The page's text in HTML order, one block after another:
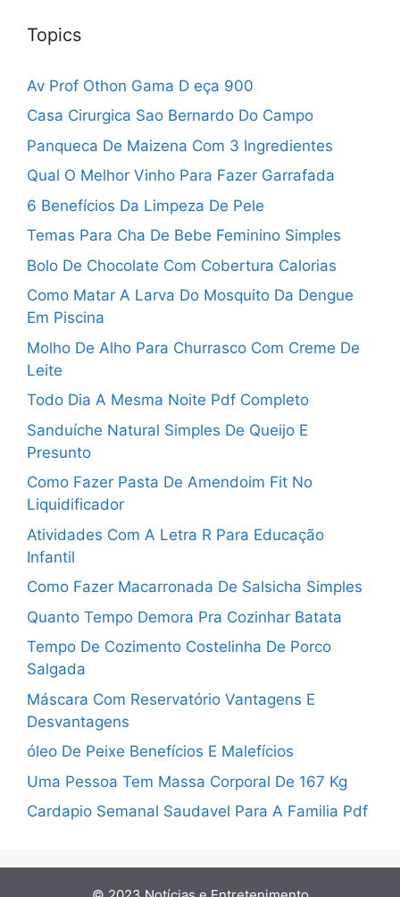
Topics
Av Prof Othon Gama D eça 900
Casa Cirurgica Sao Bernardo Do Campo
Panqueca De Maizena Com 3 Ingredientes
Qual O Melhor Vinho Para Fazer Garrafada
6 Benefícios Da Limpeza De Pele
Temas Para Cha De Bebe Feminino Simples
Bolo De Chocolate Com Cobertura Calorias
Como Matar A Larva Do Mosquito Da Dengue
Em Piscina
Molho De Alho Para Churrasco Com Creme De
Leite
Todo Dia A Mesma Noite Pdf Completo
Sanduíche Natural Simples De Queijo E
Presunto
Como Fazer Pasta De Amendoim Fit No
Liquidificador
Atividades Com A Letra R Para Educação
Infantil
Como Fazer Macarronada De Salsicha Simples
Quanto Tempo Demora Pra Cozinhar Batata
Tempo De Cozimento Costelinha De Porco
Salgada
Máscara Com Reservatório Vantagens E
Desvantagens
óleo De Peixe Benefícios E Malefícios
Uma Pessoa Tem Massa Corporal De 167 Kg
Cardapio Semanal Saudavel Para A Familia Pdf